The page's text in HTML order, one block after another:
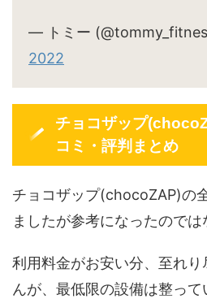
— トミー
2022
チョコザップ
コミ・評判まとめ
チョコザップ(chocoZAP)の
ましたが参考になったのでは
利用料金がお安い分、至れ
んが、最低限の設備は整って